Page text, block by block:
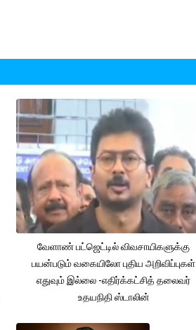
வேளாண் பட்ஜெட்டில் விவசாயிகளுக்கு
பயன்படும் வகையிலோ புதிய அறிவிப்புகள்
எதுவும் இல்லை -எதிர்க்கட்சித் தலைவர்
உதயநிதி ஸ்டாலின்